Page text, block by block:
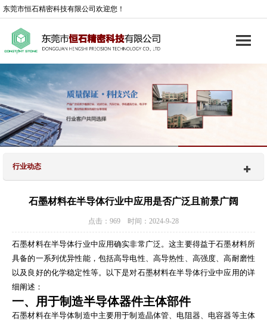
东莞市恒石精密科技有限公司欢迎您！
行业动态
石墨材料在半导体行业中应用是否广泛且前景广阔
点击：969 时间：2024-9-28
石墨材料在半导体行业中应用确实非常广泛。这主要得益于石墨材料所
具备的一系列优异性能，包括高导电性、高导热性、高强度、高耐磨性
以及良好的化学稳定性等。以下是对石墨材料在半导体行业中应用的详
细阐述：
一、用于制造半导体器件主体部件
石墨材料在半导体制造中主要用于制造晶体管、电阻器、电容器等主体